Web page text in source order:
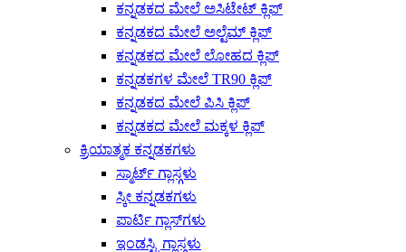
ಕನ್ನಡಕದ ಮೇಲೆ ಅಸಿಟೇಟ್ ಕ್ಲಿಪ್
ಕನ್ನಡಕದ ಮೇಲೆ ಅಲ್ಟೆಮ್ ಕ್ಲಿಪ್
ಕನ್ನಡಕದ ಮೇಲೆ ಲೋಹದ ಕ್ಲಿಪ್
ಕನ್ನಡಕಗಳ ಮೇಲೆ TR90 ಕ್ಲಿಪ್
ಕನ್ನಡಕದ ಮೇಲೆ ಪಿಸಿ ಕ್ಲಿಪ್
ಕನ್ನಡಕದ ಮೇಲೆ ಮಕ್ಕಳ ಕ್ಲಿಪ್
ಕ್ರಿಯಾತ್ಮಕ ಕನ್ನಡಕಗಳು
ಸ್ಮಾರ್ಟ್ ಗ್ಲಾಸ್ಗಳು
ಸ್ಕೀ ಕನ್ನಡಕಗಳು
ಪಾರ್ಟಿ ಗ್ಲಾಸ್‌ಗಳು
ಇಂಡಸ್ಟ್ರಿ ಗ್ಲಾಸ್ಗಳು